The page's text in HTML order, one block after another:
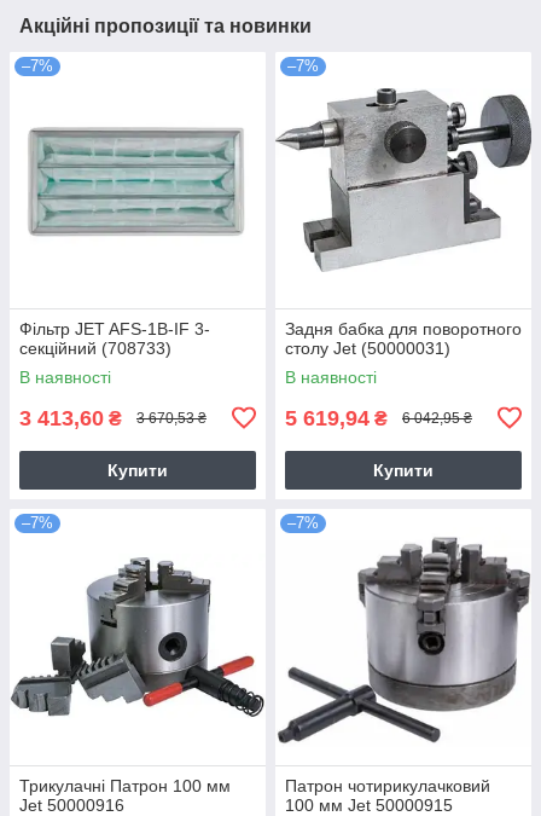
Акційні пропозиції та новинки
–7%
Фільтр JET AFS-1B-IF 3-
секційний (708733)
В наявності
3 413,60 ₴ 3 670,53 ₴
Купити
–7%
Задня бабка для поворотного
столу Jet (50000031)
В наявності
5 619,94 ₴ 6 042,95 ₴
Купити
–7%
Трикулачні Патрон 100 мм
Jet 50000916
–7%
Патрон чотирикулачковий
100 мм Jet 50000915